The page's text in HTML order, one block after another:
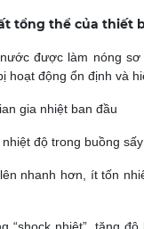
tổng thể của thiết
được làm nóng
hoạt động ổn định và
gia nhiệt ban đầu
độ trong buồng sấy
nhanh hơn, ít tốn